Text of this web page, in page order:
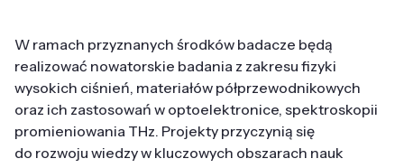
W ramach przyznanych środków badacze będą
realizować nowatorskie badania z zakresu fizyki
wysokich ciśnień, materiałów półprzewodnikowych
oraz ich zastosowań w optoelektronice, spektroskopii
promieniowania THz. Projekty przyczynią się
do rozwoju wiedzy w kluczowych obszarach nauk